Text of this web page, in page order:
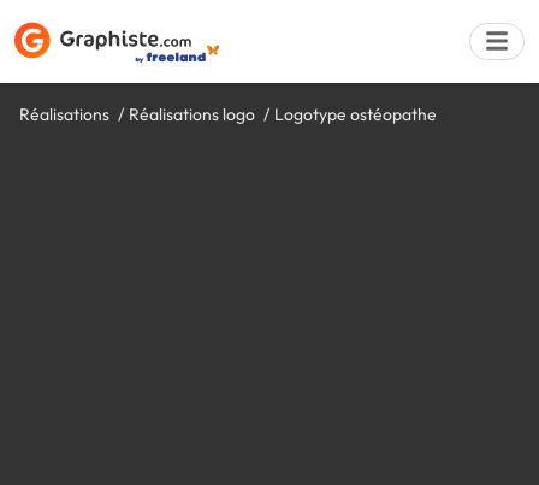
Réalisations Réalisations logo Logotype ostéopathe